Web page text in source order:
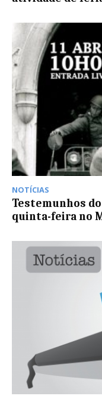
NOTÍCIAS
Testemunhos
quinta-feira no